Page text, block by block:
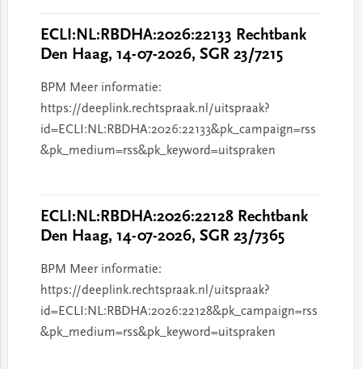
ECLI:NL:RBDHA:2026:22133 Rechtbank
Den Haag, 14-07-2026, SGR 23/7215
BPM Meer informatie:
https://deeplink.rechtspraak.nl/uitspraak?
id=ECLI:NL:RBDHA:2026:22133&pk_campaign=rss
&pk_medium=rss&pk_keyword=uitspraken
ECLI:NL:RBDHA:2026:22128 Rechtbank
Den Haag, 14-07-2026, SGR 23/7365
BPM Meer informatie:
https://deeplink.rechtspraak.nl/uitspraak?
id=ECLI:NL:RBDHA:2026:22128&pk_campaign=rss
&pk_medium=rss&pk_keyword=uitspraken